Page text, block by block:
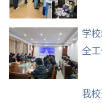
学
全
我